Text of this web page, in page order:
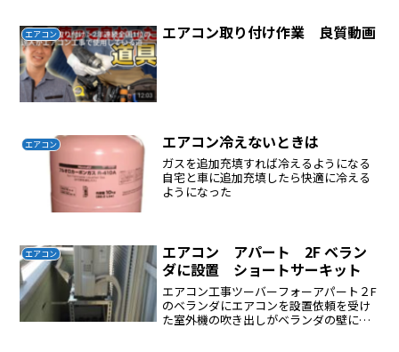
エアコン エアコン取り付け作業 良質動画
エアコン エアコン冷えないときは
ガスを追加充填すれば冷えるようになる
自宅と車に追加充填したら快適に冷える
ようになった
エアコン
エアコン アパート 2F ベラン
ダに設置 ショートサーキット
エアコン工事ツーバーフォーアパート２F
のベランダにエアコンを設置依頼を受け
た室外機の吹き出しがベランダの壁にあ